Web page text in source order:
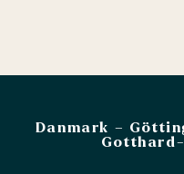
Danmark –